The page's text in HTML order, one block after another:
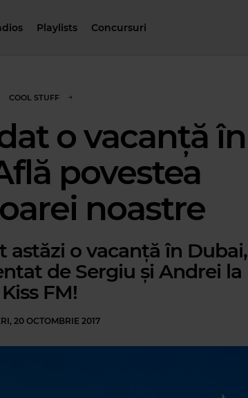
Playlists Concursuri
COOL STUFF
o vacanță în
povestea
noastre
astăzi o vacanță în Dubai,
de Sergiu și Andrei la
Kiss FM!
20 OCTOMBRIE 2017